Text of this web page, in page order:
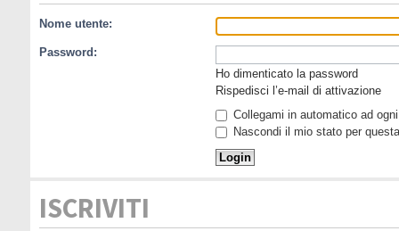
Nome utente:
Password:
Ho dimenticato la password
Rispedisci l’e-mail di attivazione
Collegami in automatico ad
Nascondi il mio stato per
ISCRIVITI